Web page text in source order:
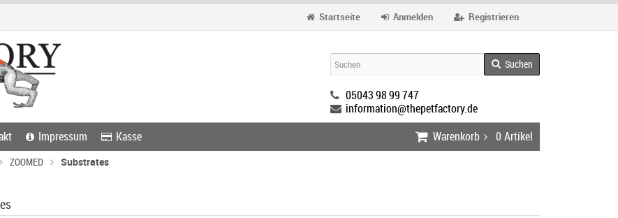
Registrieren
Anmelden
Startseite
Suchen
05043 98 99 747
information@thepetfactory.de
Impressum Kasse Warenkorb 0 Artikel
ZOOMED Substrates